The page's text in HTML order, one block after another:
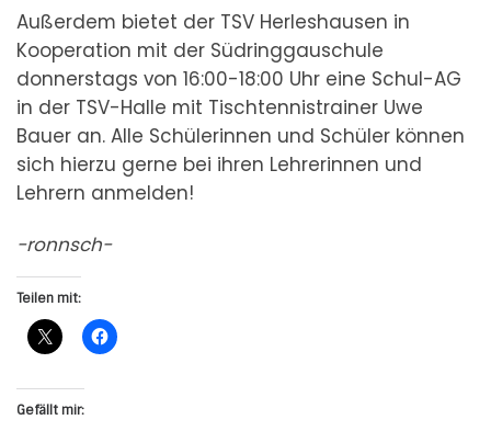
Außerdem bietet der TSV Herleshausen in
Kooperation mit der Südringgauschule
donnerstags von 16:00-18:00 Uhr eine Schul-AG
in der TSV-Halle mit Tischtennistrainer Uwe
Bauer an. Alle Schülerinnen und Schüler können
sich hierzu gerne bei ihren Lehrerinnen und
Lehrern anmelden!
-ronnsch-
Teilen mit:
Gefällt mir: